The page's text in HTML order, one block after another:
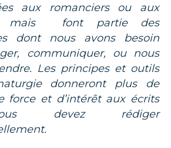
aux romanciers ou aux
mais font partie des
dont nous avons besoin
communiquer, ou nous
Les principes et outils
donneront plus de
force et d’intérêt aux écrits
devez rédiger